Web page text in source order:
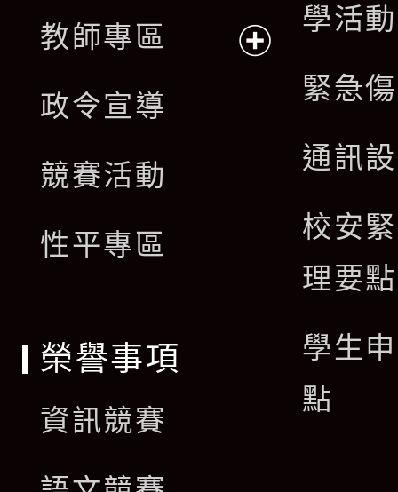
單
開
教師專區
政令宣導
競賽活動
性平專區
學活
緊急
通訊
校安
理要點
學生
點
榮譽事項
資訊競賽